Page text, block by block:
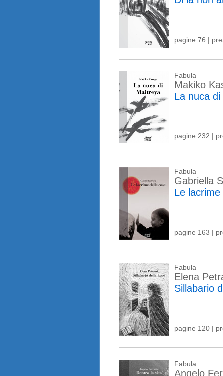
pagine 76 |
Fabula
Makiko
La nuca
pagine 232 |
Fabula
Gabriella
Le
pagine 163 |
Fabula
Elena
Sillabario
pagine 120 |
Fabula
Angelo